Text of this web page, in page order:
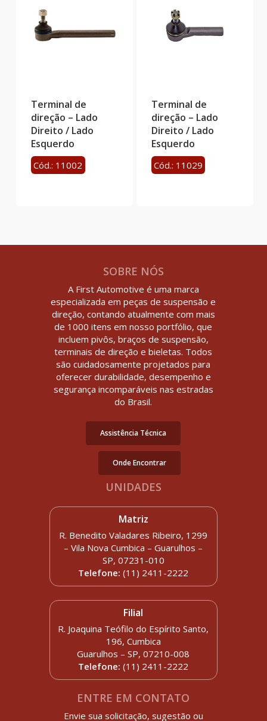
Terminal de
direção – Lado
Direito / Lado
Esquerdo
Cód.: 11002
Terminal de
direção – Lado
Direito / Lado
Esquerdo
Cód.: 11029
SOBRE NÓS
A First Automotive é uma marca
especializada em peças de suspensão e
direção, contando atualmente com mais
de 1000 itens em nosso portfólio, que
incluem pivôs, braços de suspensão,
terminais de direção e bieletas. Todos
são cuidadosamente projetados para
oferecer durabilidade, desempenho e
segurança incomparáveis nas estradas
do Brasil.
Assistência Técnica
Onde Encontrar
UNIDADES
Matriz
R. Benedito Valadares Ribeiro, 1299
– Vila Nova Cumbica – Guarulhos –
SP, 07231-010
Telefone:(11) 2411-2222
Filial
R. Joaquina Teófilo do Espírito Santo,
196, Cumbica
Guarulhos – SP, 07210-008
Telefone: (11) 2411-2222
ENTRE EM CONTATO
Envie sua solicitação, sugestão ou